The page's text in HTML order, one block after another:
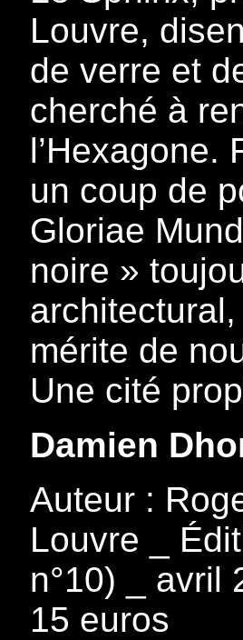
Louvre,
de verre et
cherché à
l’Hexagone.
un coup de
Gloriae
noire »
mérite de
Une cité
Damien
Auteur :
Louvre _
n°10) _ avril
15 euros